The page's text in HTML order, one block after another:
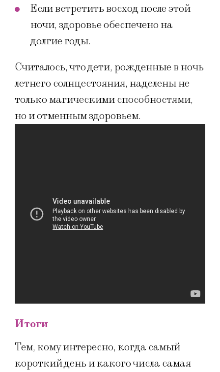
Если встретить восход после этой
ночи, здоровье обеспечено на
долгие годы.
Считалось, что дети, рожденные в ночь
летнего солнцестояния, наделены не
только магическими способностями,
но и отменным здоровьем.
Итоги
Тем, кому интересно, когда самый
короткий день и какого числа самая